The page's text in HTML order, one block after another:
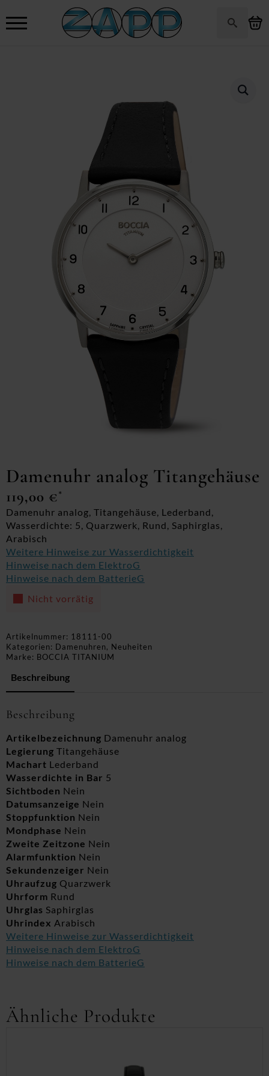
Damenuhr analog Titangehäuse
119,00 €*
Damenuhr analog, Titangehäuse, Lederband,
Wasserdichte: 5, Quarzwerk, Rund, Saphirglas,
Arabisch
Weitere Hinweise zur Wasserdichtigkeit
Hinweise nach dem ElektroG
Hinweise nach dem BatterieG
Nicht vorrätig
Artikelnummer: 18111-00
Kategorien: Damenuhren, Neuheiten
Marke: BOCCIA TITANIUM
Beschreibung
Beschreibung
Artikelbezeichnung Damenuhr analog
Legierung Titangehäuse
Machart Lederband
Wasserdichte in Bar 5
Sichtboden Nein
Datumsanzeige Nein
Stoppfunktion Nein
Mondphase Nein
Zweite Zeitzone Nein
Alarmfunktion Nein
Sekundenzeiger Nein
Uhraufzug Quarzwerk
Uhrform Rund
Uhrglas Saphirglas
Uhrindex Arabisch
Weitere Hinweise zur Wasserdichtigkeit
Hinweise nach dem ElektroG
Hinweise nach dem BatterieG
Ähnliche Produkte